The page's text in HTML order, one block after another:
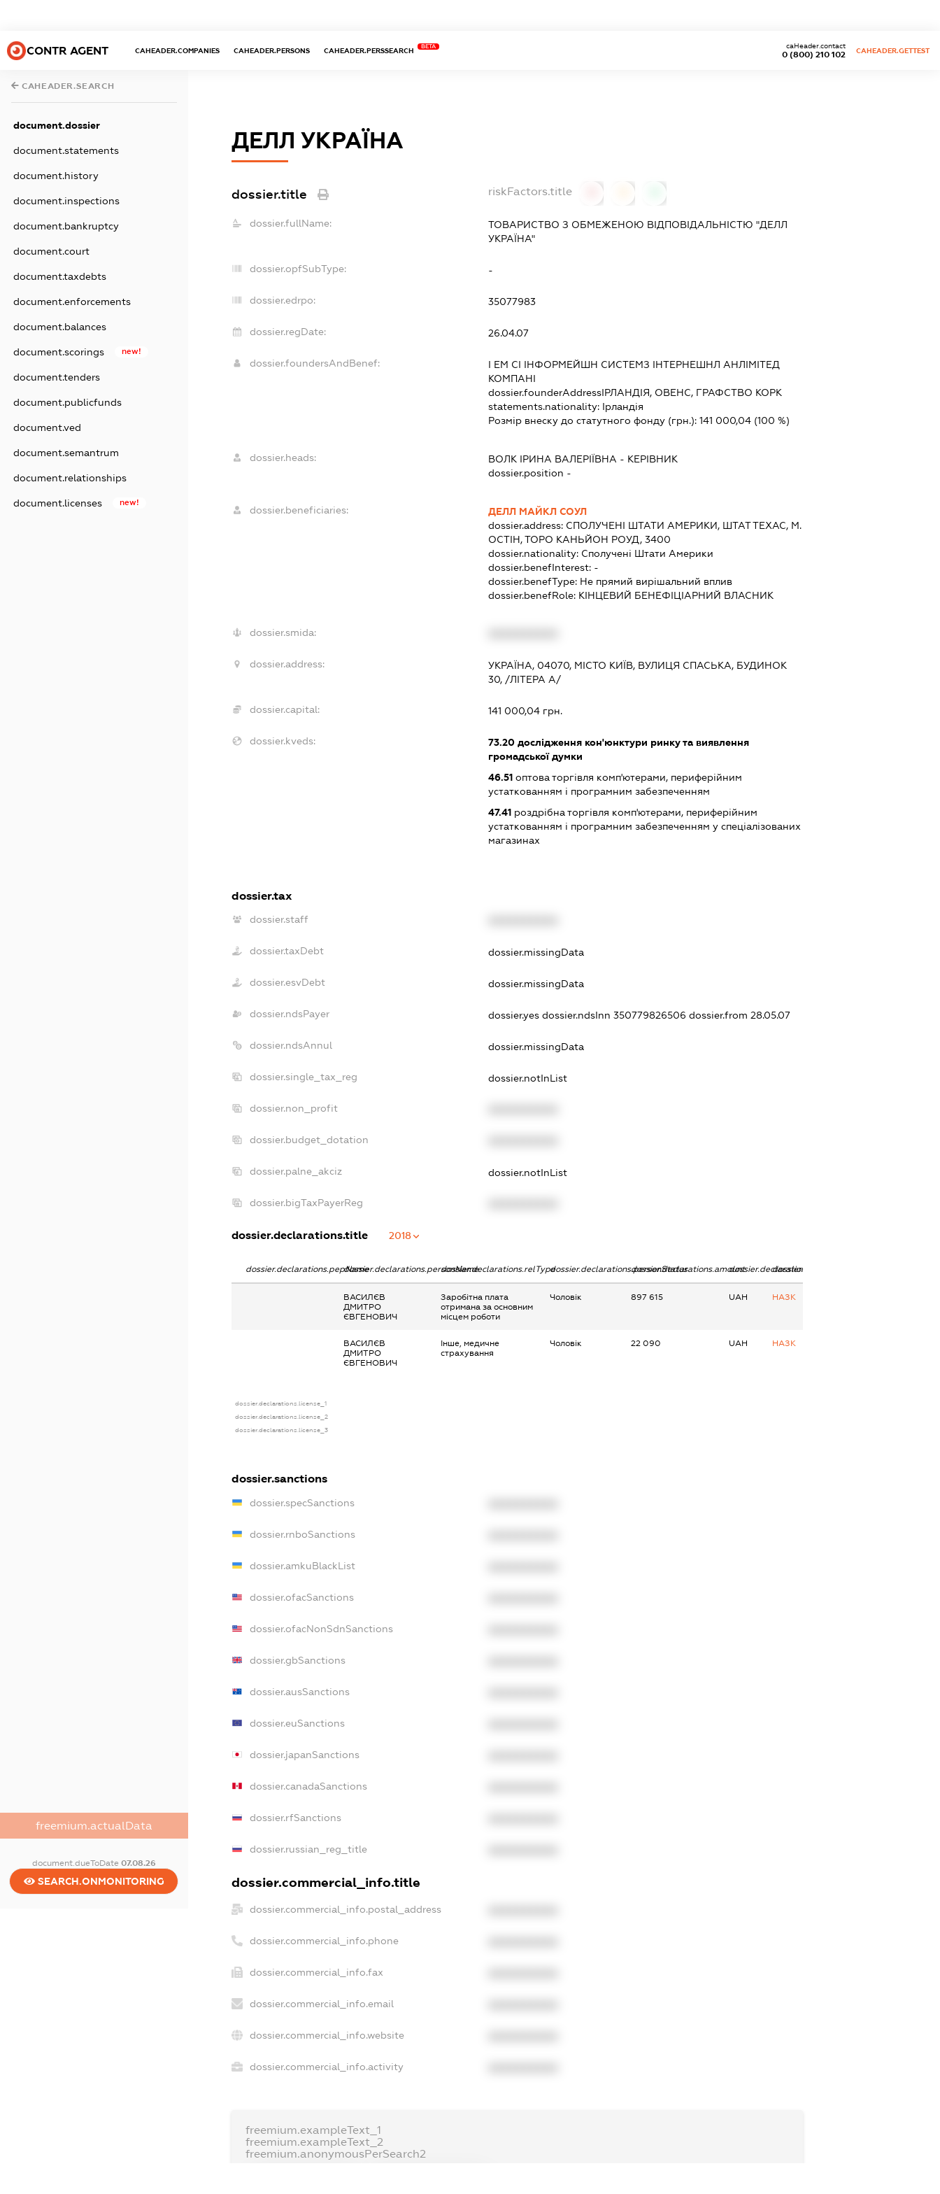
CONTR AGENT CAHEADER.COMPANIES CAHEADER.PERSONS CAHEADER.PERSSEARCH
BETA
0 (800) 210 102
caHeader.contact
CAHEADER.GETTEST
CAHEADER.SEARCH
document.dossier
document.statements
document.history
document.inspections
document.bankruptcy
document.court
document.taxdebts
document.enforcements
document.balances
document.scorings new!
document.tenders
document.publicfunds
document.ved
document.semantrum
document.relationships
document.licenses new!
freemium.actualData
document.dueToDate 07.08.26
SEARCH.ONMONITORING
ДЕЛЛ УКРАЇНА
dossier.title riskFactors.title
dossier.fullName:
ТОВАРИСТВО З ОБМЕЖЕНОЮ ВІДПОВІДАЛЬНІСТЮ "ДЕЛЛ
УКРАЇНА"
dossier.opfSubType: -
dossier.edrpo: 35077983
dossier.regDate: 26.04.07
dossier.foundersAndBenef:
І ЕМ СІ ІНФОРМЕЙШН СИСТЕМЗ ІНТЕРНЕШНЛ АНЛІМІТЕД
КОМПАНІ
dossier.founderAddressІРЛАНДІЯ, ОВЕНС, ГРАФСТВО КОРК
statements.nationality: Ірландія
Розмір внеску до статутного фонду (грн.):141 000,04 (100 %)
dossier.heads: ВОЛК ІРИНА ВАЛЕРІЇВНА - КЕРІВНИК
dossier.position -
dossier.beneficiaries:
ДЕЛЛ МАЙКЛ СОУЛ
dossier.address: СПОЛУЧЕНІ ШТАТИ АМЕРИКИ, ШТАТ ТЕХАС, М.
ОСТІН, ТОРО КАНЬЙОН РОУД, 3400
dossier.nationality: Сполучені Штати Америки
dossier.benefInterest: -
dossier.benefType: Не прямий вирішальний вплив
dossier.benefRole: КІНЦЕВИЙ БЕНЕФІЦІАРНИЙ ВЛАСНИК
dossier.smida:
dossier.address:
УКРАЇНА, 04070, МІСТО КИЇВ, ВУЛИЦЯ СПАСЬКА, БУДИНОК
30, /ЛІТЕРА А/
dossier.capital: 141 000,04 грн.
dossier.kveds: 73.20 дослідження кон'юнктури ринку та виявлення
громадської думки
46.51 оптова торгівля комп'ютерами, периферійним
устаткованням і програмним забезпеченням
47.41 роздрібна торгівля комп'ютерами, периферійним
устаткованням і програмним забезпеченням у спеціалізованих
магазинах
dossier.tax
dossier.staff
dossier.taxDebt dossier.missingData
dossier.esvDebt dossier.missingData
dossier.ndsPayer dossier.yesdossier.ndsInn 350779826506dossier.from 28.05.07
dossier.ndsAnnul dossier.missingData
dossier.single_tax_reg dossier.notInList
dossier.non_profit
dossier.budget_dotation
dossier.palne_akciz dossier.notInList
dossier.bigTaxPayerReg
dossier.declarations.title 2018
dossier.declarations.pepNamedossier.declarations.personNamedossier.declarations.relTypedossier.declarations.personStatusdossier.declarations.amountdossier.declarations.currency
dossier.declarations.source
ВАСИЛЄВ
ДМИТРО
ЄВГЕНОВИЧ
Заробітна плата
отримана за основним
місцем роботи
Чоловік 897 615 UAH НАЗК
ВАСИЛЄВ
ДМИТРО
ЄВГЕНОВИЧ
Інше, медичне
страхування
Чоловік 22 090 UAH НАЗК
dossier.declarations.license_1
dossier.declarations.license_2
dossier.declarations.license_3
dossier.sanctions
dossier.specSanctions
dossier.rnboSanctions
dossier.amkuBlackList
dossier.ofacSanctions
dossier.ofacNonSdnSanctions
dossier.gbSanctions
dossier.ausSanctions
dossier.euSanctions
dossier.japanSanctions
dossier.canadaSanctions
dossier.rfSanctions
dossier.russian_reg_title
dossier.commercial_info.title
dossier.commercial_info.postal_address
dossier.commercial_info.phone
dossier.commercial_info.fax
dossier.commercial_info.email
dossier.commercial_info.website
dossier.commercial_info.activity
freemium.exampleText_1
freemium.exampleText_2
freemium.anonymousPerSearch2